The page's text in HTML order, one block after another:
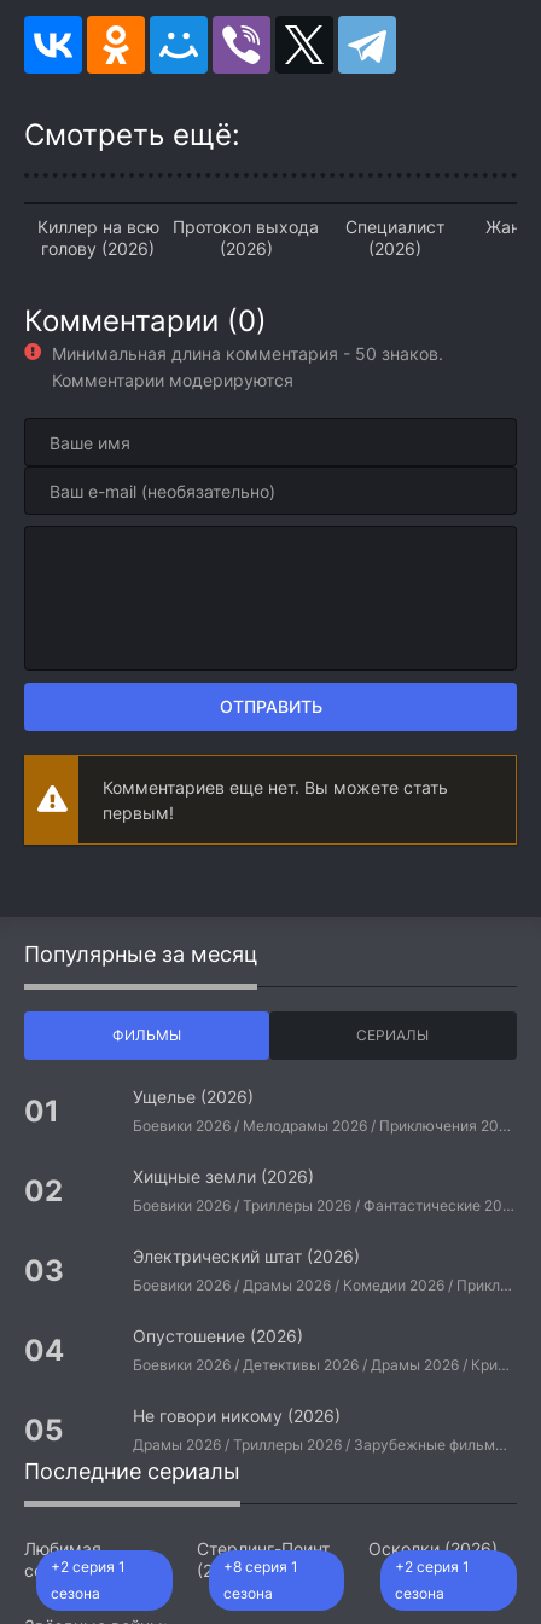
Смотреть ещё:
Киллер на всю
голову (2026)
Протокол выхода
(2026)
Специалист
(2026)
Жан
Комментарии (0)
Минимальная длина комментария - 50 знаков.
Комментарии модерируются
ОТПРАВИТЬ
Комментариев еще нет. Вы можете стать
первым!
Популярные за месяц
ФИЛЬМЫ СЕРИАЛЫ
Ущелье (2026)
Боевики 2026 / Мелодрамы 2026 / Приключения 2026 / Ужасы 2026 / Фантастические 2026 / Зарубежные фильмы 2026 / Американские фильмы / Фильмы 2026
Хищные земли (2026)
Боевики 2026 / Триллеры 2026 / Фантастические 2026 / Зарубежные фильмы 2026 / Американские фильмы / Фильмы 2026
Электрический штат (2026)
Боевики 2026 / Драмы 2026 / Комедии 2026 / Приключения 2026 / Фантастические 2026 / Зарубежные фильмы 2026 / Американские фильмы / Фильмы 2026
Опустошение (2026)
Боевики 2026 / Детективы 2026 / Драмы 2026 / Криминальные фильмы 2026 / Триллеры 2026 / Зарубежные фильмы 2026 / Американские фильмы / Фильмы 2026
Не говори никому (2026)
Драмы 2026 / Триллеры 2026 / Зарубежные фильмы 2026 / Американские фильмы / Фильмы 2026
Последние сериалы
+2 серия 1
сезона
Любимая
сотрудница
(2026)
+8 серия 1
сезона
Стерлинг-Поинт
(2026)
+2 серия 1
сезона
Осколки (2026)